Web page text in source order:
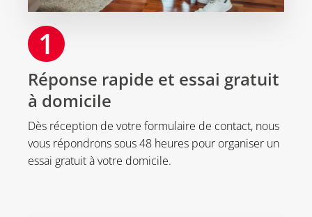
1
Réponse rapide et essai gratuit
à domicile
Dès réception de votre formulaire de contact, nous
vous répondrons sous 48 heures pour organiser un
essai gratuit à votre domicile.